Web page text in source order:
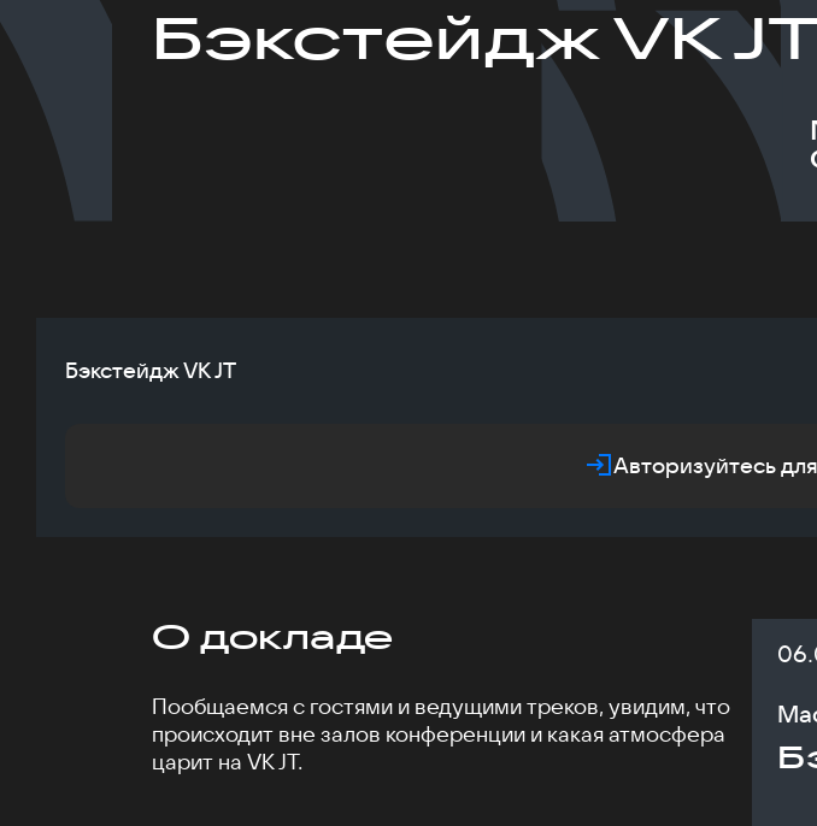
Бэкстейдж VK
Бэкстейдж VK JT
Авторизуйтесь
О докладе
Пообщаемся с гостями и ведущими треков, увидим, что
происходит вне залов конференции и какая атмосфера
царит на VK JT.